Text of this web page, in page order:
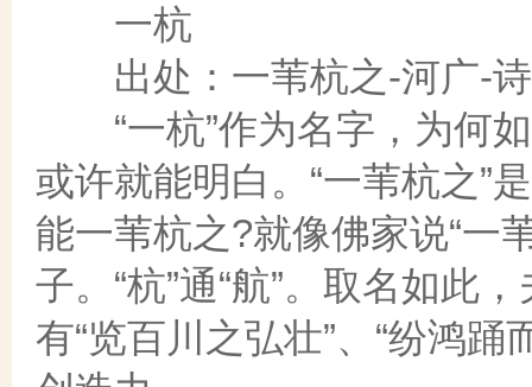
一杭
出处：一苇杭之-河广-
“一杭”作为名字，为何如
或许就能明白。“一苇杭之”
能一苇杭之?就像佛家说“一
子。“杭”通“航”。取名如此
有“览百川之弘壮”、“纷鸿